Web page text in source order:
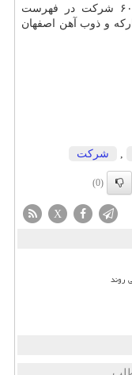
بر مبنای اعلام ستاد نانو، نام بیشتر از ۶۰۰ شرکت در فهرست
و ذوب آهن اصفهان
شركت
(0)
X
روند